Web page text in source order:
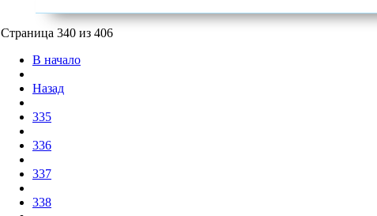
Страница 340 из 406
В начало
Назад
335
336
337
338